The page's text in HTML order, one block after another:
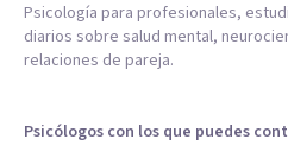
Psicología para profesionales,
diarios sobre salud mental,
relaciones de pareja.
Psicólogos con los que puedes